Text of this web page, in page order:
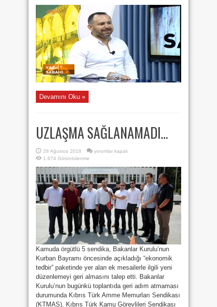
Bengihan,
Genç
TV’de
Hüseyin
Kral’ın
sunduğu
Yaz
Sabahı
programında
gündemi
değerlendirdi
(29.08.2018)
için
Devamını Oku »
UZLAŞMA SAĞLANAMADI…
28 Ağustos 2018
UZLAŞMA
yorumlar kapalı
1,674 Görüntülenme
Kamuda örgütlü 5 sendika, Bakanlar Kurulu’nun
Kurban Bayramı öncesinde açıkladığı “ekonomik
tedbir” paketinde yer alan ek mesailerle ilgili yeni
düzenlemeyi geri almasını talep etti. Bakanlar
Kurulu’nun bugünkü toplantıda geri adım atmaması
durumunda Kıbrıs Türk Amme Memurları Sendikası
(KTMAS), Kıbrıs Türk Kamu Görevlileri Sendikası